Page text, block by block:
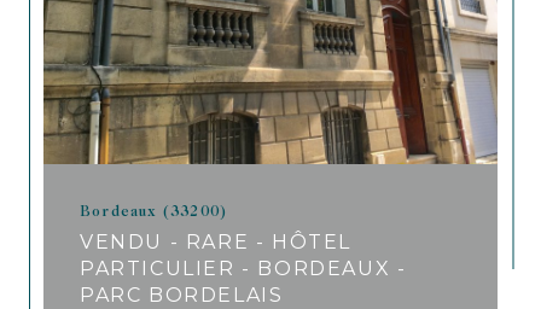
Bordeaux (33200)
VENDU - RARE - HÔTEL
PARTICULIER - BORDEAUX -
PARC BORDELAIS